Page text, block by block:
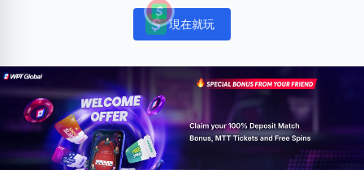
Notifications
現在就玩